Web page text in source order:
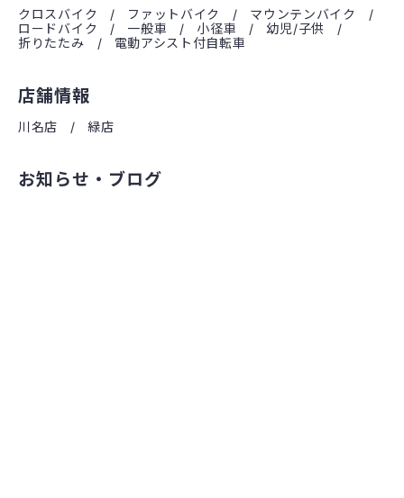
クロスバイク ファットバイク
マウンテンバイク
ロードバイク
一般車 小径車
幼児/子供
折りたたみ
電動アシスト付自転車
店舗情報
川名店 緑店
お知らせ・ブログ